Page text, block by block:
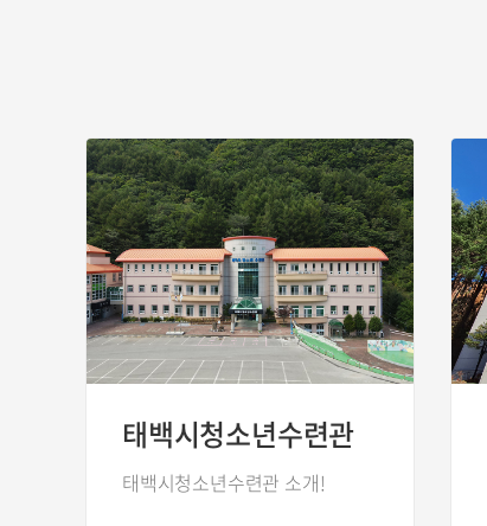
태백시청소년수련관
태백시청소년수련관 소개!